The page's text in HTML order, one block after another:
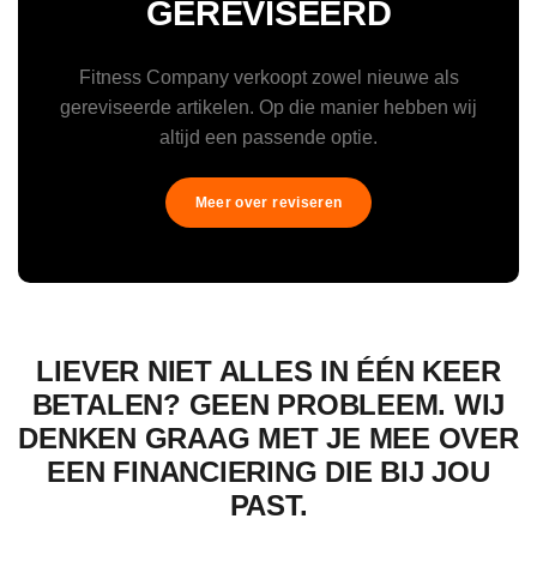
GEREVISEERD
Fitness Company verkoopt zowel nieuwe als
gereviseerde artikelen. Op die manier hebben wij
altijd een passende optie.
Meer over reviseren
LIEVER NIET ALLES IN ÉÉN KEER
BETALEN? GEEN PROBLEEM. WIJ
DENKEN GRAAG MET JE MEE OVER
EEN FINANCIERING DIE BIJ JOU
PAST.